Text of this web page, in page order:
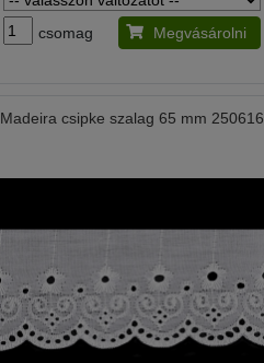
csomag Megvásárolni
Madeira csipke szalag 65 mm 250616